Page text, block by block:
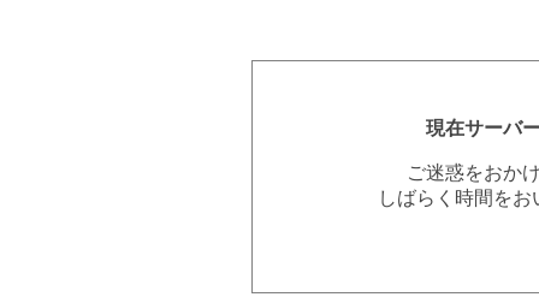
現在サーバ
ご迷惑をおか
しばらく時間を